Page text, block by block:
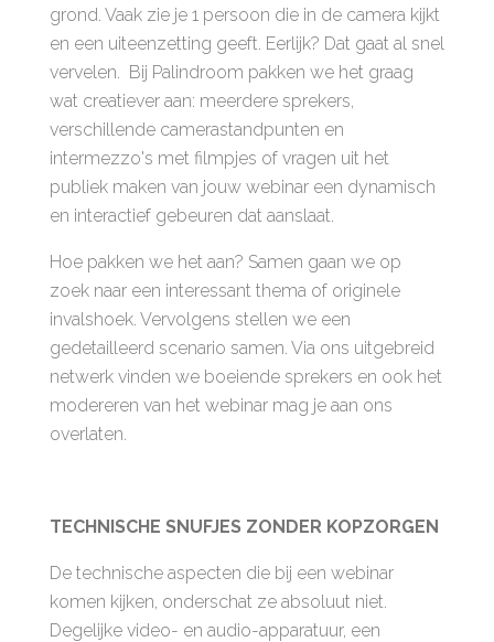
grond. Vaak zie je 1 persoon die in de camera kijkt
en een uiteenzetting geeft. Eerlijk? Dat gaat al snel
vervelen. Bij Palindroom pakken we het graag
wat creatiever aan: meerdere sprekers,
verschillende camerastandpunten en
intermezzo's met filmpjes of vragen uit het
publiek maken van jouw webinar een dynamisch
en interactief gebeuren dat aanslaat.
Hoe pakken we het aan? Samen gaan we op
zoek naar een interessant thema of originele
invalshoek. Vervolgens stellen we een
gedetailleerd scenario samen. Via ons uitgebreid
netwerk vinden we boeiende sprekers en ook het
modereren van het webinar mag je aan ons
overlaten.
TECHNISCHE SNUFJES ZONDER KOPZORGEN
De technische aspecten die bij een webinar
komen kijken, onderschat ze absoluut niet.
Degelijke video- en audio-apparatuur, een